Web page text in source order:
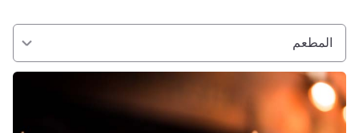
المطعم
راجع التفاصيل